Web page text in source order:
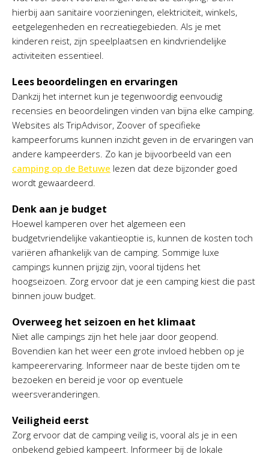
hierbij aan sanitaire voorzieningen, elektriciteit, winkels,
eetgelegenheden en recreatiegebieden. Als je met
kinderen reist, zijn speelplaatsen en kindvriendelijke
activiteiten essentieel.
Lees beoordelingen en ervaringen
Dankzij het internet kun je tegenwoordig eenvoudig
recensies en beoordelingen vinden van bijna elke camping.
Websites als TripAdvisor, Zoover of specifieke
kampeerforums kunnen inzicht geven in de ervaringen van
andere kampeerders. Zo kan je bijvoorbeeld van een
camping op de Betuwe lezen dat deze bijzonder goed
wordt gewaardeerd.
Denk aan je budget
Hoewel kamperen over het algemeen een
budgetvriendelijke vakantieoptie is, kunnen de kosten toch
variëren afhankelijk van de camping. Sommige luxe
campings kunnen prijzig zijn, vooral tijdens het
hoogseizoen. Zorg ervoor dat je een camping kiest die past
binnen jouw budget.
Overweeg het seizoen en het klimaat
Niet alle campings zijn het hele jaar door geopend.
Bovendien kan het weer een grote invloed hebben op je
kampeerervaring. Informeer naar de beste tijden om te
bezoeken en bereid je voor op eventuele
weersveranderingen.
Veiligheid eerst
Zorg ervoor dat de camping veilig is, vooral als je in een
onbekend gebied kampeert. Informeer bij de lokale